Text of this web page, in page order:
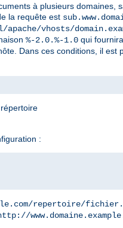
à plusieurs domaines,
la requête est
vhosts/
%-2.0.%-1.0 qui
Dans ces conditions, il est
:
repertoire/